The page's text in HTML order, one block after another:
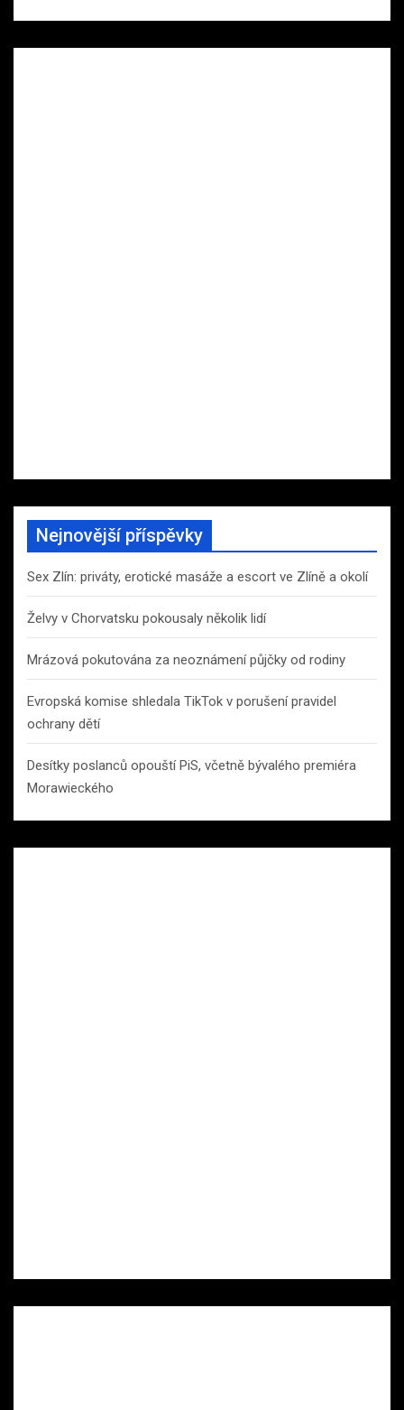
Nejnovější příspěvky
Sex Zlín: priváty, erotické masáže a escort ve Zlíně a okolí
Želvy v Chorvatsku pokousaly několik lidí
Mrázová pokutována za neoznámení půjčky od rodiny
Evropská komise shledala TikTok v porušení pravidel
ochrany dětí
Desítky poslanců opouští PiS, včetně bývalého premiéra
Morawieckého